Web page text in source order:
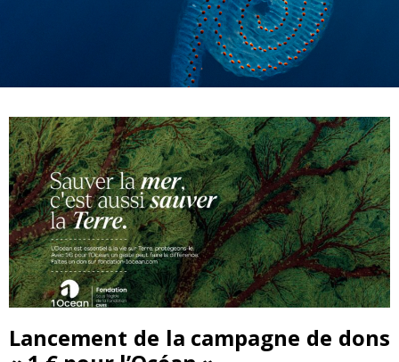
Lancement de la campagne de dons